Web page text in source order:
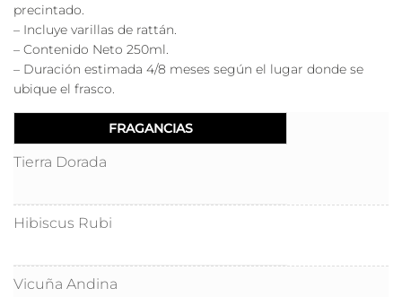
precintado.
– Incluye varillas de rattán.
– Contenido Neto 250ml.
– Duración estimada 4/8 meses según el lugar donde se
ubique el frasco.
Tierra Dorada
Hibiscus Rubi
Vicuña Andina